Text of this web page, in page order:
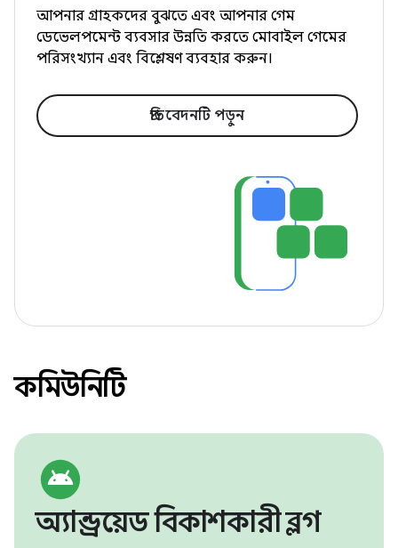
আপনার গ্রাহকদের বুঝতে এবং আপনার গেম
ডেভেলপমেন্ট ব্যবসার উন্নতি করতে মোবাইল গেমের
পরিসংখ্যান এবং বিশ্লেষণ ব্যবহার করুন।
প্রতিবেদনটি পড়ুন
কমিউনিটি
অ্যান্ড্রয়েড বিকাশকারী ব্লগ